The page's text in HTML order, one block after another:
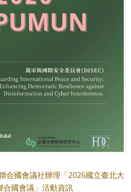
合國會議社辦理「2026國立臺北大
合國會議」活動資訊